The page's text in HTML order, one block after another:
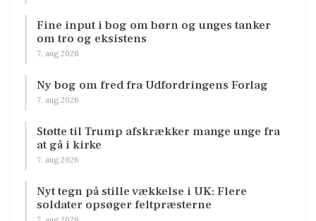
Fine input i bog om børn og unges tanker
om tro og eksistens
7. aug 2026
Ny bog om fred fra Udfordringens Forlag
7. aug 2026
Støtte til Trump afskrækker mange unge fra
at gå i kirke
7. aug 2026
Nyt tegn på stille vækkelse i UK: Flere
soldater opsøger feltpræsterne